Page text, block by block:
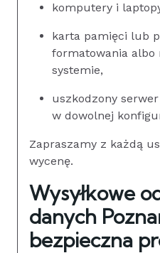
komputery i
karta pamięci lub
formatowania albo
systemie,
uszkodzony
w dowolnej
Zapraszamy z każdą
wycenę.
Wysyłkowe
danych
bezpieczna